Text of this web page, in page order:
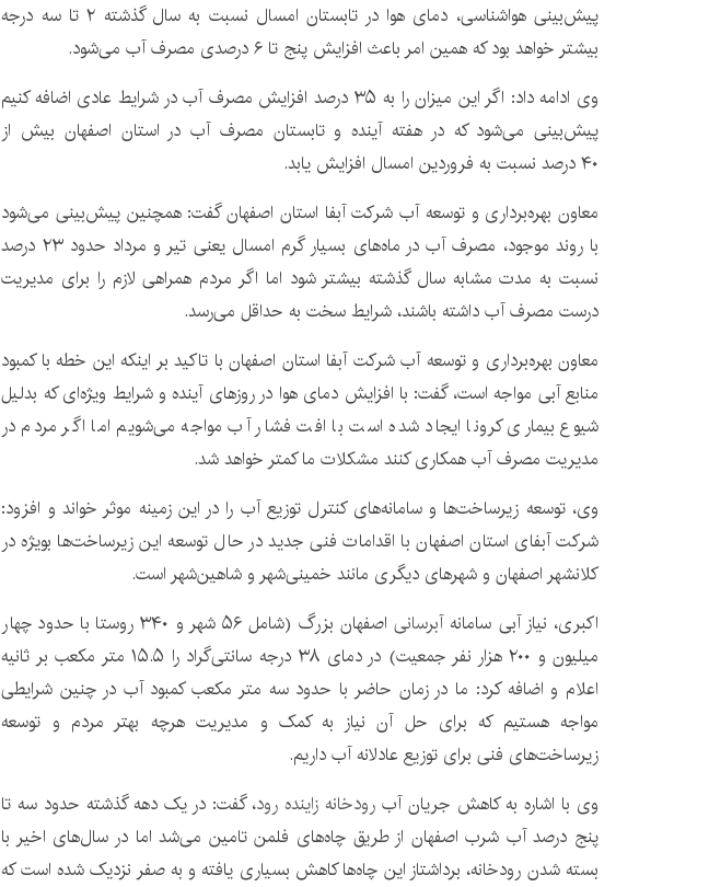
پیش‌بینی هواشناسی، دمای هوا در تابستان امسال نسبت به سال گذشته ۲ تا سه درجه
بیشتر خواهد بود که همین امر باعث افزایش پنج تا ۶ درصدی مصرف آب می‌شود.
وی ادامه داد: اگر این میزان را به ۳۵ درصد افزایش مصرف آب در شرایط عادی اضافه کنیم
پیش‌بینی می‌شود که در هفته آینده و تابستان مصرف آب در استان اصفهان بیش از
۴۰ درصد نسبت به فروردین امسال افزایش یابد.
معاون بهره‌برداری و توسعه آب شرکت آبفا استان اصفهان گفت: همچنین پیش‌بینی می‌شود
با روند موجود، مصرف آب در ماه‌های بسیار گرم امسال یعنی تیر و مرداد حدود ۲۳ درصد
نسبت به مدت مشابه سال گذشته بیشتر شود اما اگر مردم همراهی لازم را برای مدیریت
درست مصرف آب داشته باشند، شرایط سخت به حداقل می‌رسد.
معاون بهره‌برداری و توسعه آب شرکت آبفا استان اصفهان با تاکید بر اینکه این خطه با کمبود
منابع آبی مواجه است، گفت: با افزایش دمای هوا در روزهای آینده و شرایط ویژه‌ای که بدلیل
شیوع بیماری کرونا ایجاد شده است با افت فشار آب مواجه می‌شویم اما اگر مردم در
مدیریت مصرف آب همکاری کنند مشکلات ما کمتر خواهد شد.
وی، توسعه زیرساخت‌ها و سامانه‌های کنترل توزیع آب را در این زمینه موثر خواند و افزود:
شرکت آبفای استان اصفهان با اقدامات فنی جدید در حال توسعه این زیرساخت‌ها بویژه در
کلانشهر اصفهان و شهرهای دیگری مانند خمینی‌شهر و شاهین‌شهر است.
اکبری، نیاز آبی سامانهآبرسانی
اصفهان بزرگ (شامل ۵۶ شهر و ۳۴۰ روستا با حدود چهار
میلیون و ۲۰۰ هزار نفر جمعیت) در دمای ۳۸ درجه سانتی‌گراد را ۱۵.۵ متر مکعب بر ثانیه
اعلام و اضافه کرد: ما در زمان حاضر با حدود سه متر مکعب کمبود آب در چنین شرایطی
مواجه هستیم که برای حل آن نیاز به کمک و مدیریت هرچه بهتر مردم و توسعه
زیرساخت‌های فنی برای توزیع عادلانه آب داریم.
وی با اشاره به کاهش جریان آب رودخانه زاینده رود، گفت: در یک دهه گذشته حدود سه تا
پنج درصد آب شرب اصفهان از طریق چاه‌های فلمن تامین می‌شد اما در سال‌های اخیر با
بسته شدن رودخانه، برداشتاز این چاه‌ها کاهش بسیاری یافته و به صفر نزدیک شده است که